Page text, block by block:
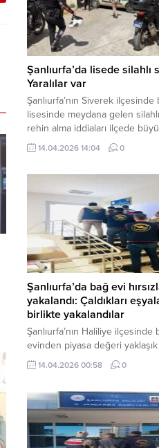
Jandarma Komutanlığı
gerçekleştirilen “Tütün ve
Kaçakçılarına Yönelik
Şanlıurfa’da lisede silahlı
Yaralılar var
Şanlıurfa’nın Siverek
lisesinde meydana gelen silahlı
rehin alma iddiaları ilçede
neden oldu. Olay yerine çok
harekat polisi ve sağlık ekibi
çalışmaları devam ediyor.
– Siverek ilçesi Hasan Çelebi
Mahallesi’nde bulunan Ahmet
Mesleki...
14.04.2026 14:04 0
Şanlıurfa’da bağ evi
yakalandı: Çaldıkları
birlikte yakalandılar
Şanlıurfa’nın Haliliye ilçesinde
evinden piyasa değeri
TL olan eşyaları çalan şüpheliler,
jandarmanın başarılı
şüpheliden 2’si tutuklanarak
gönderildi. Haber Merkezi –
Jandarma Komutanlığı, “Faili
Hırsızlık Olaylarının
14.04.2026 00:58 0